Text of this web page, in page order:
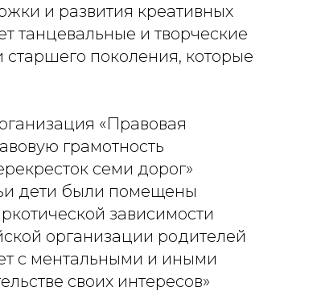
и развития креативных
танцевальные и творческие
поколения, которые
«Правовая
грамотность
семи дорог»
дети были помещены
зависимости
организации родителей
с ментальными и иными
своих интересов»